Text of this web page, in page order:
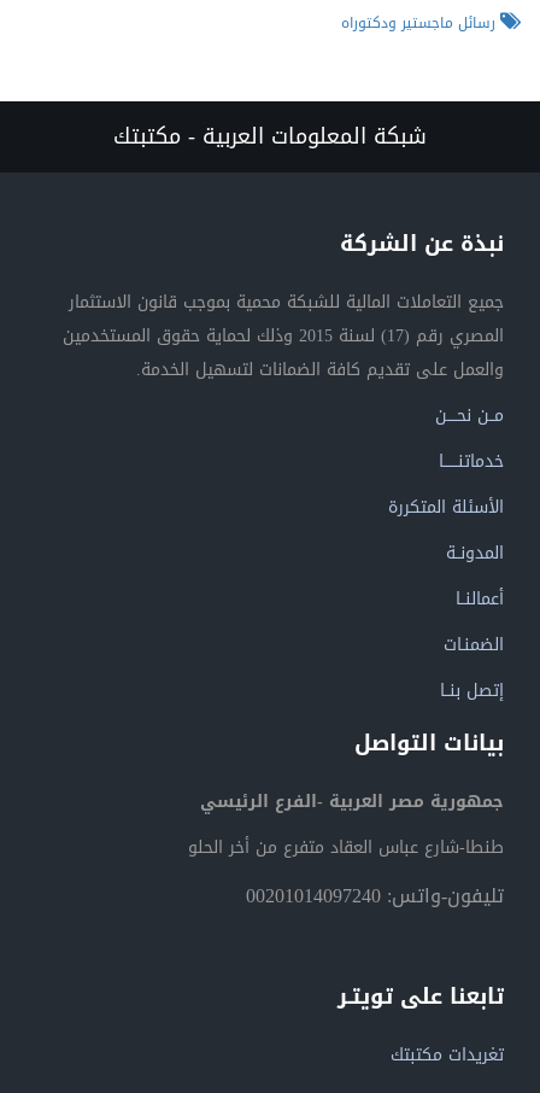
رسائل ماجستير ودكتوراه
شبكة المعلومات العربية - مكتبتك
نبذة عن الشركة
جميع التعاملات المالية للشبكة محمية بموجب قانون الاستثمار
المصري رقم (17) لسنة 2015 وذلك لحماية حقوق المستخدمين
والعمل على تقديم كافة الضمانات لتسهيل الخدمة.
مــن نحــــن
خدماتنــــــا
الأسئلة المتكررة
المدونــة
أعمالنــا
الضمنـات
إتصل بنــا
بيانات التواصل
جمهورية مصر العربية -الفرع الرئيسي
طنطا-شارع عباس العقاد متفرع من أخر الحلو
تليفون-واتس: 00201014097240
تابعنا على تويتـر
تغريدات مكتبتك